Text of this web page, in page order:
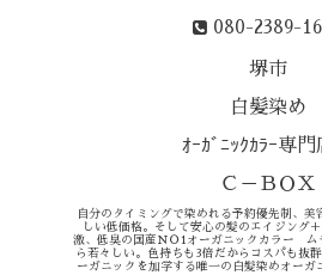
080-2389-
堺市
白髪染め
ｵｰｶﾞﾆｯｸｶﾗｰ専
Ｃ－ＢＯＸ
自分のタイミングで染めれる予約優先制、美
しい低価格。そして安心の髪のエイジング
激、低臭の国産ＮＯ1オーガニックカラー ム
ら若々しい。色持ちも3倍だからコスパも抜
ーガニックを加学する唯一の白髪染めオーガ